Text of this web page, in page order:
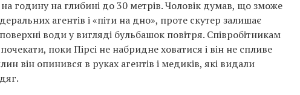
годину на глибині до 30 метрів. Чоловік думав, що зможе
агентів і «піти на дно», проте скутер залишає
води у вигляді бульбашок повітря. Співробітникам
поки Пірсі не набридне ховатися і він не спливе
він опинився в руках агентів і медиків, які видали